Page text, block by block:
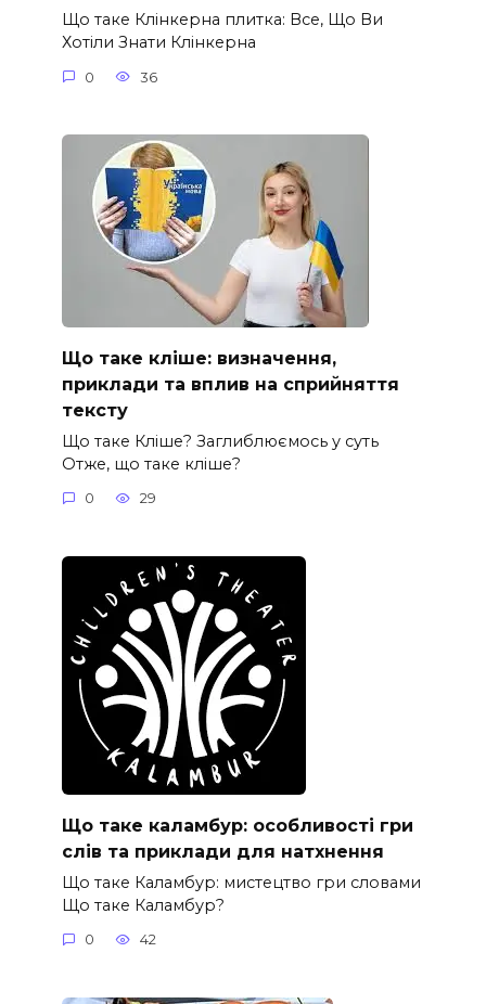
Що таке Клінкерна плитка: Все, Що Ви
Хотіли Знати Клінкерна
0 36
Що таке кліше: визначення,
приклади та вплив на сприйняття
тексту
Що таке Кліше? Заглиблюємось у суть
Отже, що таке кліше?
0 29
Що таке каламбур: особливості гри
слів та приклади для натхнення
Що таке Каламбур: мистецтво гри словами
Що таке Каламбур?
0 42